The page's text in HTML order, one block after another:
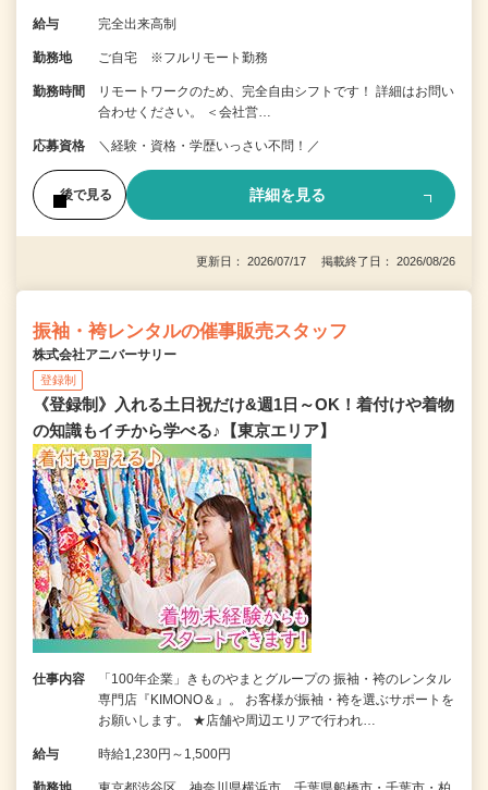
給与 完全出来高制
勤務地 ご自宅 ※フルリモート勤務
勤務時間
リモートワークのため、完全自由シフトです！ 詳細はお問い
合わせください。 ＜会社営…
応募資格 ＼経験・資格・学歴いっさい不問！／
後で見る 詳細を見る
更新日： 2026/07/17 掲載終了日： 2026/08/26
振袖・袴レンタルの催事販売スタッフ
株式会社アニバーサリー
登録制
《登録制》入れる土日祝だけ&週1日～OK！着付けや着物
の知識もイチから学べる♪【東京エリア】
仕事内容
「100年企業」きものやまとグループの 振袖・袴のレンタル
専門店『KIMONO＆』。 お客様が振袖・袴を選ぶサポートを
お願いします。 ★店舗や周辺エリアで行われ…
給与 時給1,230円～1,500円